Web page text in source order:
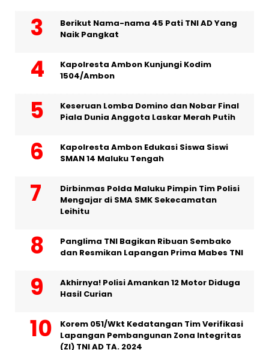
Berikut Nama-nama 45 Pati TNI AD Yang
Naik Pangkat
Kapolresta Ambon Kunjungi Kodim
1504/Ambon
Keseruan Lomba Domino dan Nobar Final
Piala Dunia Anggota Laskar Merah Putih
Kapolresta Ambon Edukasi Siswa Siswi
SMAN 14 Maluku Tengah
Dirbinmas Polda Maluku Pimpin Tim Polisi
Mengajar di SMA SMK Sekecamatan
Leihitu
Panglima TNI Bagikan Ribuan Sembako
dan Resmikan Lapangan Prima Mabes TNI
Akhirnya! Polisi Amankan 12 Motor Diduga
Hasil Curian
Korem 051/Wkt Kedatangan Tim Verifikasi
Lapangan Pembangunan Zona Integritas
(ZI) TNI AD TA. 2024